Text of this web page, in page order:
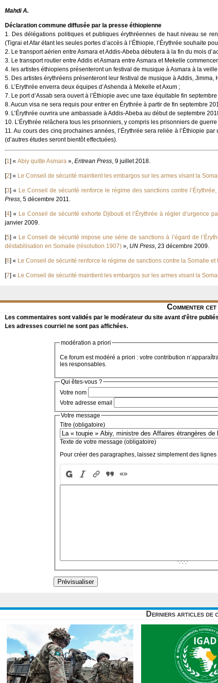
Mahdi A.
Déclaration commune diffusée par la presse éthiopienne
1. Des délégations politiques et publiques érythréennes de haut niveau se
(Tigrai et Afar étant les seules portes d’accès à l’Éthiopie, l’Érythrée souhaite
2. Le transport aérien entre Asmara et Addis-Abeba débutera à la fin du mois
3. Le transport routier entre Addis et Asmara entre Asmara et Mekelle
4. les artistes éthiopiens présenteront un festival de musique à Asmara à la
5. Des artistes érythréens présenteront leur festival de musique à Addis,
6. L’Erythrée enverra deux équipes d’Ashenda à Mekelle et Axum ;
7. Le port d’Assab sera ouvert à l’Éthiopie avec une taxe équitable fin
8. Aucun visa ne sera requis pour entrer en Érythrée à partir de fin septembre
9. L’Érythrée ouvrira une ambassade à Addis-Abeba au début de septembre
10. L’Érythrée relâchera tous les prisonniers, y compris les prisonniers de
11. Au cours des cinq prochaines années, l’Érythrée sera reliée à l’Éthiopie
(d’autres études seront bientôt effectuées).
[1] « Abiy quitte Asmara », Eritrean Press, 9 juillet 2018.
[2] « Le Conseil de sécurité maintient les embargos sur les armes visant la
[3] « Le Conseil de sécurité renforce le régime des sanctions contre
Press, 5 décembre 2011.
[4] « Le Conseil de sécurité exhorte Djibouti et l’Érythrée à régler d’urgence
janvier 2009.
[5]« Le Conseil de sécurité impose une série de sanctions à l’égard de
déstabilisation en Somalie (résolution 1907) », UN Press, 23 décembre 2009.
[6] « Le Conseil de sécurité renforce le régime de sanctions contre la Somalie et
[7] « Le Conseil de sécurité maintient les embargos sur les armes visant la
Commenter
Les commentaires sont validés par le modérateur du site avant d'être
Les adresses courriel ne sont pas affichées.
modération a priori
Ce forum est modéré a priori : votre contribution
les responsables.
Qui êtes-vous ?
Votre nom
Votre adresse email
Votre message
Titre (obligatoire)
Texte de votre message (obligatoire)
Pour créer des paragraphes, laissez simplement des lignes
Derniers articles de